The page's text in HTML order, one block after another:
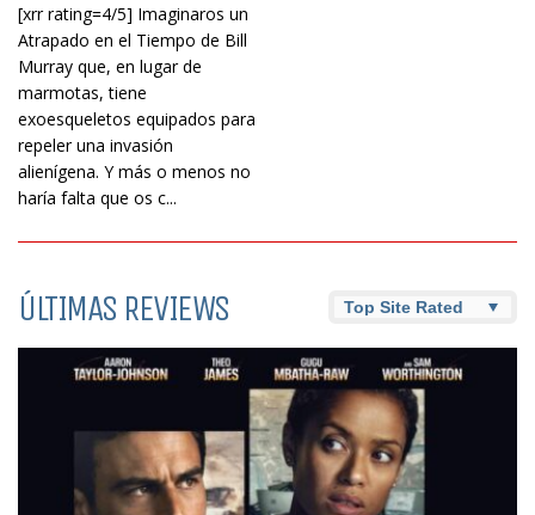
[xrr rating=4/5] Imaginaros un
Atrapado en el Tiempo de Bill
Murray que, en lugar de
marmotas, tiene
exoesqueletos equipados para
repeler una invasión
alienígena. Y más o menos no
haría falta que os c...
ÚLTIMAS REVIEWS